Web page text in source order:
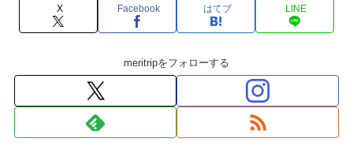
X Facebook はてブ LINE
meritripをフォローする